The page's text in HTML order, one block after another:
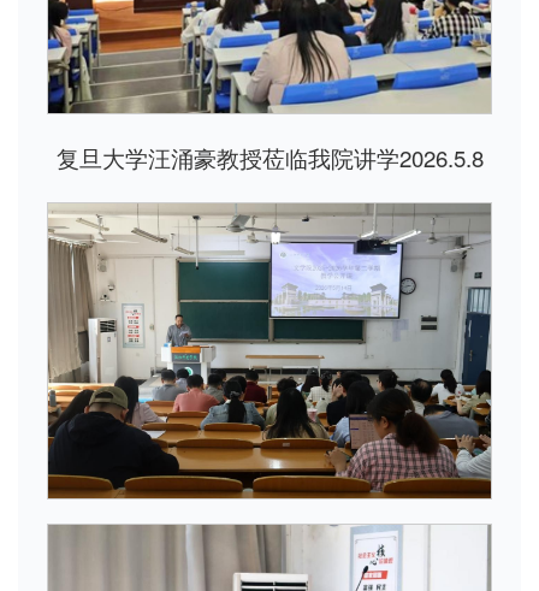
复旦大学汪涌豪教授莅临我院讲学2026.5.8